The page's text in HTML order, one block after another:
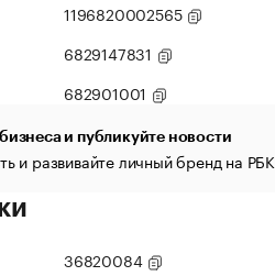
1196820002565
6829147831
682901001
и публикуйте новости
и развивайте личный бренд на РБК
36820084